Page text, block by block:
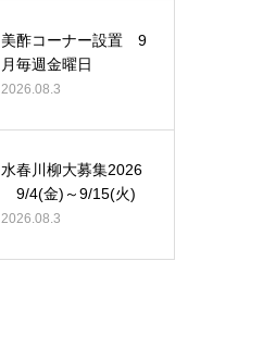
美酢コーナー設置 9
月毎週金曜日
2026.08.3
水春川柳大募集2026
9/4(金)～9/15(火)
2026.08.3